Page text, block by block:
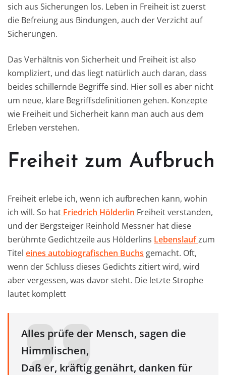
sich aus Sicherungen los. Leben in Freiheit ist zuerst
die Befreiung aus Bindungen, auch der Verzicht auf
Sicherungen.
Das Verhältnis von Sicherheit und Freiheit ist also
kompliziert, und das liegt natürlich auch daran, dass
beides schillernde Begriffe sind. Hier soll es aber nicht
um neue, klare Begriffsdefinitionen gehen. Konzepte
wie Freiheit und Sicherheit kann man auch aus dem
Erleben verstehen.
Freiheit zum Aufbruch
Freiheit erlebe ich, wenn ich aufbrechen kann, wohin
ich will. So hat Friedrich Hölderlin Freiheit verstanden,
und der Bergsteiger Reinhold Messner hat diese
berühmte Gedichtzeile aus Hölderlins Lebenslaufzum
Titel eines autobiografischen Buchs gemacht. Oft,
wenn der Schluss dieses Gedichts zitiert wird, wird
aber vergessen, was davor steht. Die letzte Strophe
lautet komplett
Alles prüfe der Mensch, sagen die
Himmlischen,
Daß er, kräftig genährt, danken für